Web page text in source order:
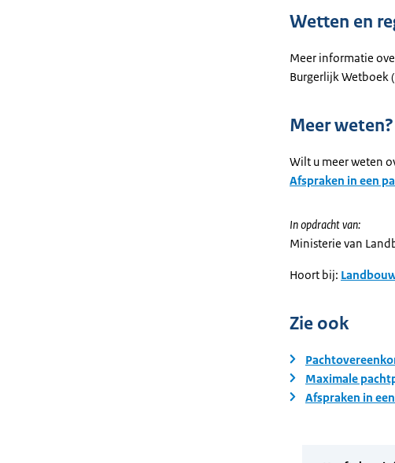
Wetten en
Meer informatie
Burgerlijk Wetboek
Meer weten?
Wilt u meer weten
Afspraken in een
In opdracht van:
Ministerie van
Hoort bij:
Zie ook
Maximale
Afspraken in